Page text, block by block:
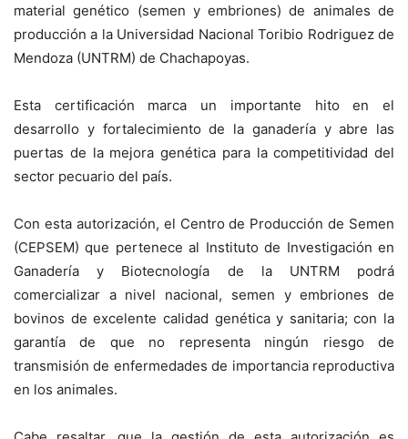
material genético (semen y embriones) de animales de
producción a la Universidad Nacional Toribio Rodriguez de
Mendoza (UNTRM) de Chachapoyas.
Esta certificación marca un importante hito en el
desarrollo y fortalecimiento de la ganadería y abre las
puertas de la mejora genética para la competitividad del
sector pecuario del país.
Con esta autorización, el Centro de Producción de Semen
(CEPSEM) que pertenece al Instituto de Investigación en
Ganadería y Biotecnología de la UNTRM podrá
comercializar a nivel nacional, semen y embriones de
bovinos de excelente calidad genética y sanitaria; con la
garantía de que no representa ningún riesgo de
transmisión de enfermedades de importancia reproductiva
en los animales.